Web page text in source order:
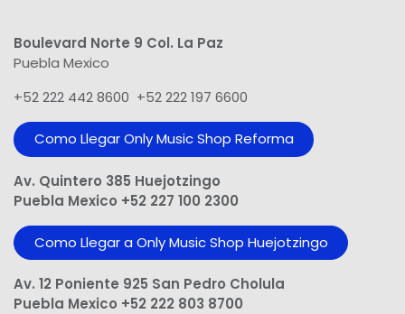
Boulevard Norte 9 Col. La Paz
Puebla Mexico
+52 222 442 8600 +52 222 197 6600
Como Llegar Only Music Shop​ Reforma
Av. Quintero 385 Huejotzingo
Puebla Mexico +52 227 100 2300
Como Llegar a Only Music Shop Huejotzingo
Av. 12 Poniente 925 San Pedro Cholula
Puebla Mexico +52 222 803 8700